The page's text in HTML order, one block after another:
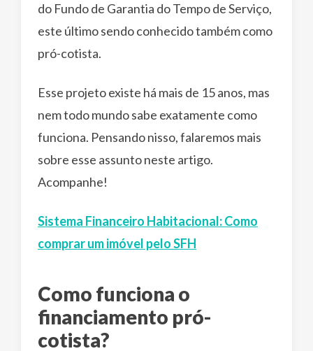
do Fundo de Garantia do Tempo de Serviço,
este último sendo conhecido também como
pró-cotista.
Esse projeto existe há mais de 15 anos, mas
nem todo mundo sabe exatamente como
funciona. Pensando nisso, falaremos mais
sobre esse assunto neste artigo.
Acompanhe!
Sistema Financeiro Habitacional: Como
comprar um imóvel pelo SFH
Como funciona o
financiamento pró-
cotista?